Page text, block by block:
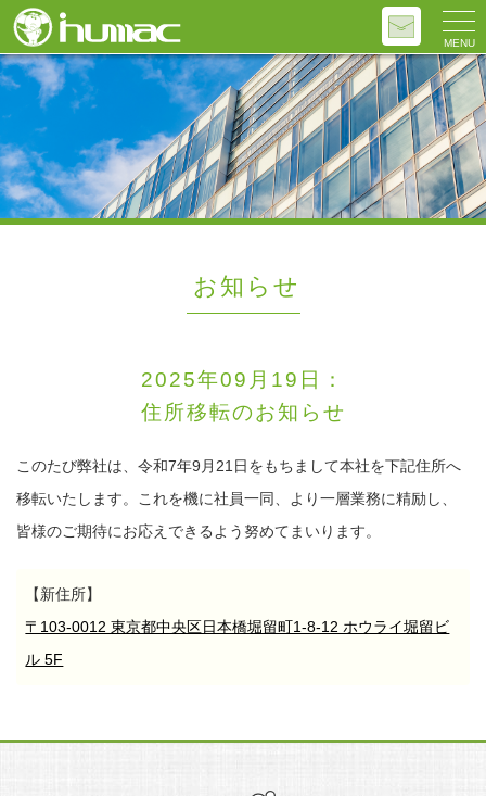
お知らせ
2025年09月19日：
住所移転のお知らせ
このたび弊社は、令和7年9月21日をもちまして本社を下記住所へ
移転いたします。
これを機に社員一同、より一層業務に精励し、
皆様のご期待にお応えできるよう努めてまいります。
【新住所】
〒103-0012 東京都中央区日本橋堀留町1-8-12 ホウライ堀留ビ
ル 5F
MENU